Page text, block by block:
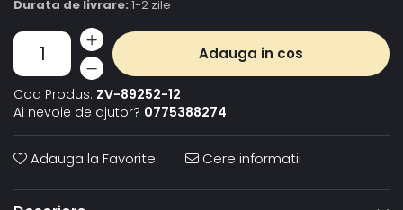
Durata de livrare: 1-2 zile
Adauga in cos
Cod Produs: ZV-89252-12
Ai nevoie de ajutor? 0775388274
Adauga la Favorite Cere informatii